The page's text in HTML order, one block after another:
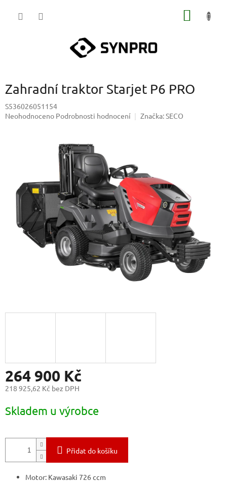
Zahradní traktor Starjet P6 PRO
S536026051154
Průměrné
hvězdiček.
Neohodnoceno Podrobnosti hodnocení Značka:SECO
264 900 Kč
218 925,62 Kč bez DPH
cena:
Skladem u výrobce
Přidat do košíku
Motor: Kawasaki 726 ccm